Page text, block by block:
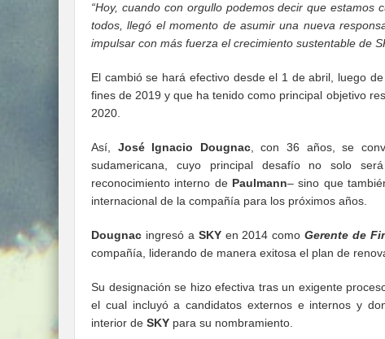
“Hoy, cuando con orgullo podemos decir que
todos, llegó el momento de asumir una nueva
impulsar con más fuerza el crecimiento sustentable de
El cambió se hará efectivo desde el 1 de abril, luego
fines de 2019 y que ha tenido como principal objetivo
2020.
Así, José Ignacio Dougnac, con 36 años, se
sudamericana, cuyo principal desafío no solo
reconocimiento interno de Paulmann– sino que
internacional de la compañía para los próximos años.
Dougnac ingresó a SKYen 2014 comoGerente de
compañía, liderando de manera exitosa el plan de
Su designación se hizo efectiva tras un exigente
el cual incluyó a candidatos externos e internos y
interior de SKY para su nombramiento.